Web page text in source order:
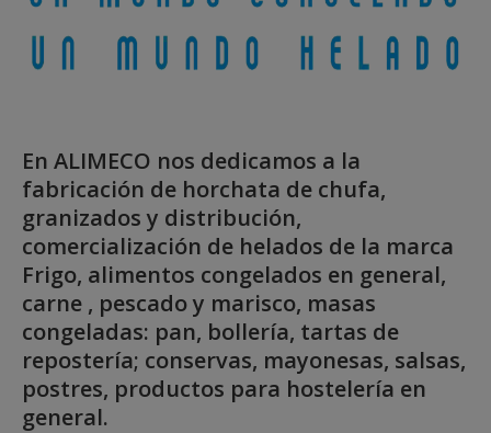
En ALIMECO nos dedicamos a la
fabricación de horchata de chufa,
granizados y distribución,
comercialización de helados de la marca
Frigo, alimentos congelados en general,
carne , pescado y marisco, masas
congeladas: pan, bollería, tartas de
repostería; conservas, mayonesas, salsas,
postres, productos para hostelería en
general.